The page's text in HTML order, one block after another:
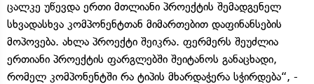
ცალკე უწევდა ერთი მთლიანი პროექტის შემადგენელ
სხვადასხვა კომპონენტთან მიმართებით დაფინანსების
მოპოვება. ახლა პროექტი შეიკრა. ფერმერს შეუძლია
ერთიანი პროექტის ფარგლებში შეიტანოს განაცხადი,
რომელ კომპონენტში რა ტიპის მხარდაჭერა სჭირდება“, -